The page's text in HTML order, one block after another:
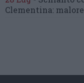
Clementina: